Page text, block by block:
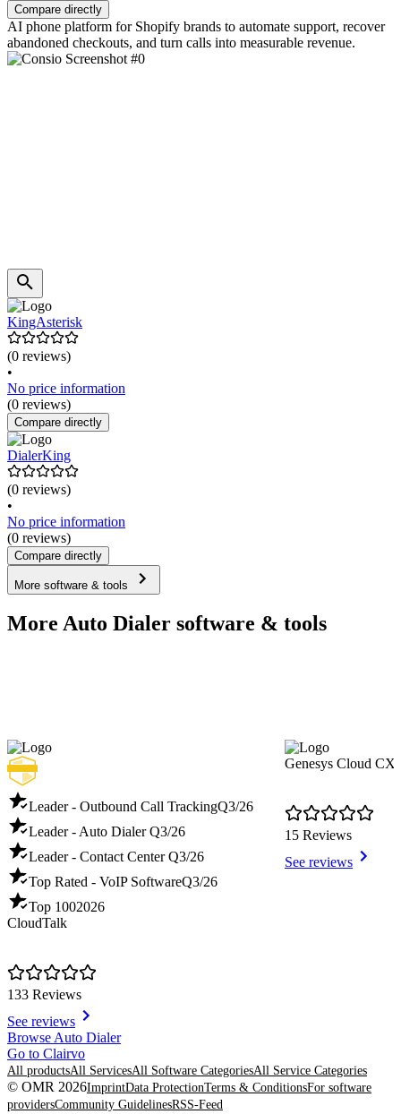
Compare directly
AI phone platform for Shopify brands to automate support, recover
abandoned checkouts, and turn calls into measurable revenue.
KingAsterisk
(0 reviews)
•
No price information
(0 reviews)
Compare directly
DialerKing
(0 reviews)
•
No price information
(0 reviews)
Compare directly
More software & tools
More Auto Dialer software & tools
Leader - Outbound Call TrackingQ3/26
Leader - Auto DialerQ3/26
Leader - Contact CenterQ3/26
Top Rated - VoIP SoftwareQ3/26
Top 1002026
CloudTalk
133 Reviews
See reviews
Genesys Cloud CX
15 Reviews
See reviews
Item
1
of
8
Browse Auto Dialer
Go to Clairvo
All productsAll ServicesAll Software CategoriesAll Service Categories
© OMR 2026ImprintData ProtectionTerms & ConditionsFor software
providersCommunity GuidelinesRSS-Feed